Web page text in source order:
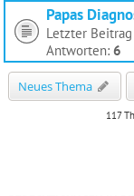
Papas
Letzter
Antworten: 6
Neues Thema
117